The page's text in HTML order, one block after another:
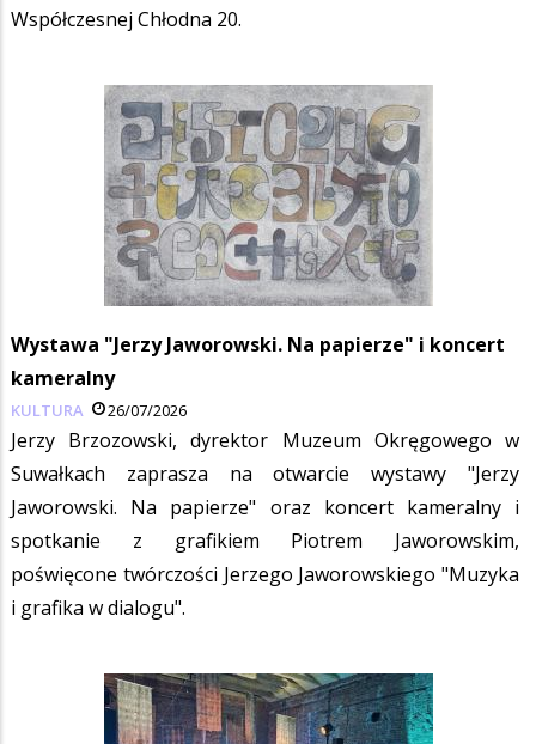
Współczesnej Chłodna 20.
Wystawa "Jerzy Jaworowski. Na papierze" i koncert
kameralny
KULTURA 26/07/2026
Jerzy Brzozowski, dyrektor Muzeum Okręgowego w
Suwałkach zaprasza na otwarcie wystawy "Jerzy
Jaworowski. Na papierze" oraz koncert kameralny i
spotkanie z grafikiem Piotrem Jaworowskim,
poświęcone twórczości Jerzego Jaworowskiego "Muzyka
i grafika w dialogu".